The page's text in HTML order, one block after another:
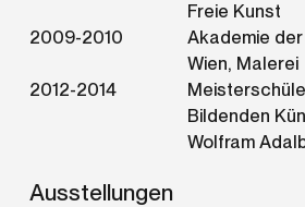
Freie Kunst
2009-2010
Akademie
Wien, Malerei
2012-2014
Bildenden
Wolfram
Ausstellungen